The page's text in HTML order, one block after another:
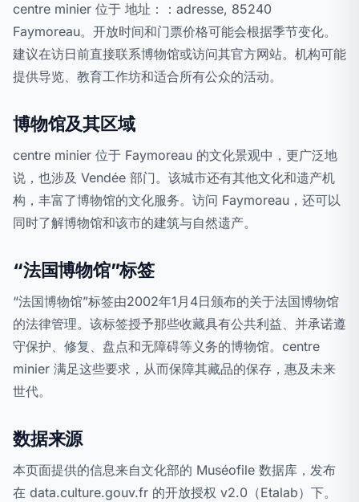
centre minier 位于 地址：：adresse, 85240
Faymoreau。开放时间和门票价格可能会根据季节变化。
建议在访日前直接联系博物馆或访问其官方网站。机构可能
提供导览、教育工作坊和适合所有公众的活动。
博物馆及其区域
centre minier 位于 Faymoreau 的文化景观中，更广泛地
说，也涉及 Vendée 部门。该城市还有其他文化和遗产机
构，丰富了博物馆的文化服务。访问 Faymoreau，还可以
同时了解博物馆和该市的建筑与自然遗产。
“法国博物馆”标签
“法国博物馆”标签由2002年1月4日颁布的关于法国博物馆
的法律管理。该标签授予那些收藏具有公共利益、并承诺遵
守保护、修复、盘点和无障碍等义务的博物馆。centre
minier 满足这些要求，从而保障其藏品的保存，惠及未来
世代。
数据来源
本页面提供的信息来自文化部的 Muséofile 数据库，发布
在 data.culture.gouv.fr 的开放授权 v2.0（Etalab）下。